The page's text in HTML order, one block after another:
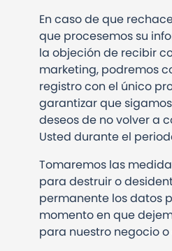
En caso de que
que procesemos su
la objeción de recibir
marketing, podremos
registro con el único
garantizar que
deseos de no volver a
Usted durante el
Tomaremos las
para destruir o
permanente los datos
momento en que
para nuestro negocio